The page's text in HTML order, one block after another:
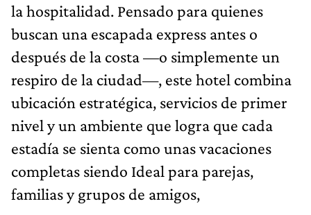
la hospitalidad. Pensado para quienes
buscan una escapada express antes o
después de la costa —o simplemente un
respiro de la ciudad—, este hotel combina
ubicación estratégica, servicios de primer
nivel y un ambiente que logra que cada
estadía se sienta como unas vacaciones
completas siendo Ideal para parejas,
familias y grupos de amigos,